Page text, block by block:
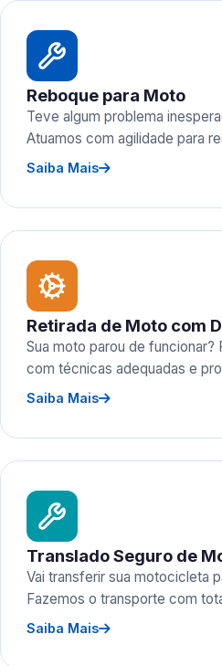
Reboque para Moto
Teve algum problema
Atuamos com agilidade para
Saiba Mais
Retirada de Moto com
Sua moto parou de funcionar?
com técnicas adequadas e
Saiba Mais
Translado Seguro de
Vai transferir sua motocicleta
Fazemos o transporte com
Saiba Mais